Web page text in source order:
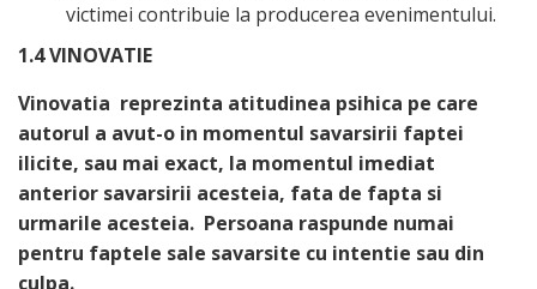
victimei contribuie la producerea evenimentului.
1.4 VINOVATIE
Vinovatia reprezinta atitudinea psihica pe care
autorul a avut-o in momentul savarsirii faptei
ilicite, sau mai exact, la momentul imediat
anterior savarsirii acesteia, fata de fapta si
urmarile acesteia. Persoana raspunde numai
pentru faptele sale savarsite cu intentie sau din
culpa.